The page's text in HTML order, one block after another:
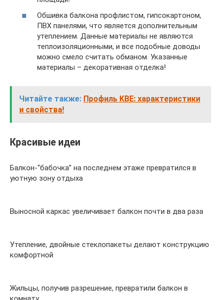
Обшивка балкона профлистом, гипсокартоном,
ПВХ панелями, что является дополнительным
утеплением. Данные материалы не являются
теплоизоляционными, и все подобные доводы
можно смело считать обманом. Указанные
материалы – декоративная отделка!
Читайте также: Профиль KBE: характеристики
и свойства!
Красивые идеи
Балкон-“бабочка” на последнем этаже превратился в
уютную зону отдыха
Выносной каркас увеличивает балкон почти в два раза
Утепление, двойные стеклопакеты делают конструкцию
комфортной
Жильцы, получив разрешение, превратили балкон в